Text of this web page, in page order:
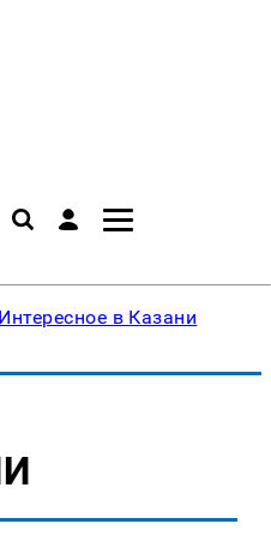
Интересное в Казани